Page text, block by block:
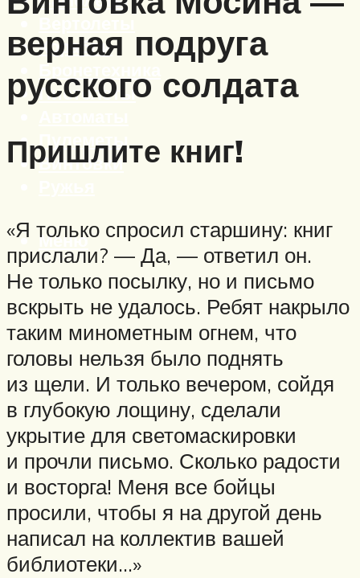
Корабли
Бронетехника
Пистолеты
Пулеметы
Винтовки
Меню
верная подруга
русского солдата
Пришлите книг!
«Я только спросил старшину: книг
прислали? — Да, — ответил он.
Не только посылку, но и письмо
вскрыть не удалось. Ребят накрыло
таким минометным огнем, что
головы нельзя было поднять
из щели. И только вечером, сойдя
в глубокую лощину, сделали
укрытие для светомаскировки
и прочли письмо. Сколько радости
и восторга! Меня все бойцы
просили, чтобы я на другой день
написал на коллектив вашей
библиотеки…»